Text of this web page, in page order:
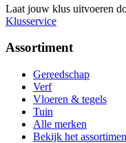
Laat jouw klus uitvoeren
Klusservice
Assortiment
Gereedschap
Verf
Vloeren & tegels
Tuin
Alle merken
Bekijk het